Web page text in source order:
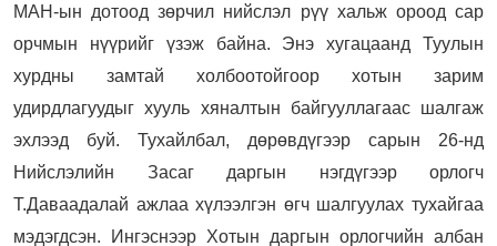
МАН-ын дотоод зөрчил нийслэл рүү хальж ороод сар
орчмын нүүрийг үзэж байна. Энэ хугацаанд Туулын
хурдны замтай холбоотойгоор хотын зарим
удирдлагуудыг хууль хяналтын байгууллагаас шалгаж
эхлээд буй. Тухайлбал, дөрөвдүгээр сарын 26-нд
Нийслэлийн Засаг даргын нэгдүгээр орлогч
Т.Даваадалай ажлаа хүлээлгэн өгч шалгуулах тухайгаа
мэдэгдсэн. Ингэснээр Хотын даргын орлогчийн албан